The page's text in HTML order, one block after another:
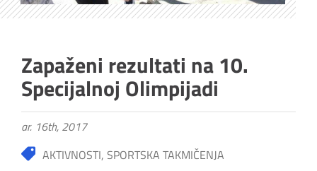
Zapaženi rezultati na 10.
Specijalnoj Olimpijadi
ar. 16th, 2017
AKTIVNOSTI, SPORTSKA TAKMIČENJA